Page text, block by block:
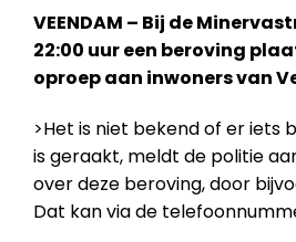
VEENDAM – Bij de
22:00 uur een beroving
oproep aan inwoners van
>Het is niet bekend of er iets
is geraakt, meldt de politie
over deze beroving, door
Dat kan via de